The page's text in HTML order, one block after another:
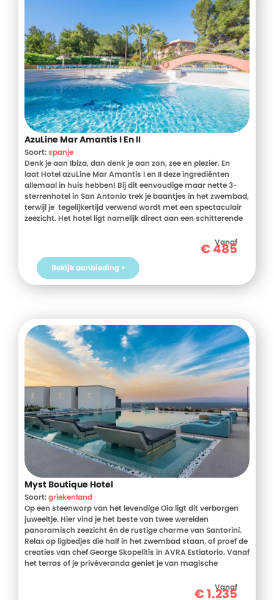
AzuLine Mar Amantis I En II
Soort:spanje
Denk je aan Ibiza, dan denk je aan zon, zee en plezier. En
laat Hotel azuLine Mar Amantis I en II deze ingrediënten
allemaal in huis hebben! Bij dit eenvoudige maar nette 3-
sterrenhotel in San Antonio trek je baantjes in het zwembad,
terwijl je tegelijkertijd verwend wordt met een spectaculair
zeezicht. Het hotel ligt namelijk direct aan een schitterende
Vanaf
€485
Bekijk aanbieding >
Myst Boutique Hotel
Soort:griekenland
Op een steenworp van het levendige Oia ligt dit verborgen
juweeltje. Hier vind je het beste van twee werelden
panoramisch zeezicht én de rustige charme van Santorini.
Relax op ligbedjes die half in het zwembad staan, of proef de
creaties van chef George Skopelitis in AVRA Estiatorio. Vanaf
het terras of je privéveranda geniet je van magische
magenta tot vurig rood. Met een cocktail in de hand beleef je
hier Santorini's gouden uur in volle rust - een ervaring die je
Vanaf
€1.235